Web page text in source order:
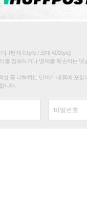
. (현재 0 byte / 최대 400byte)
를 침해하거나 명예를 훼손하는 댓
설 등 비하하는 단어가 내용에 포함
니다.